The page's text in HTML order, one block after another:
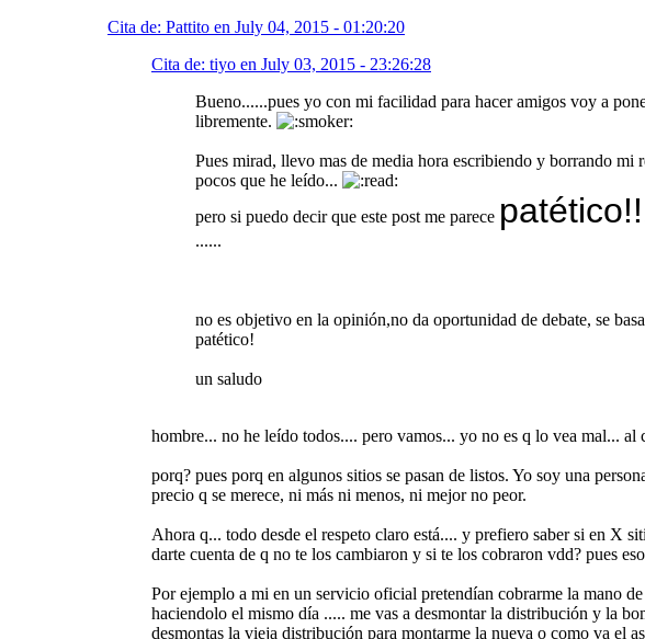
Cita de: Pattito en July 04, 2015 - 01:20:20
Cita de: tiyo en July 03, 2015 - 23:26:28
Bueno......pues yo con mi facilidad para hacer amigos voy a
libremente.
Pues mirad, llevo mas de media hora escribiendo y borrando
pocos que he leído...
pero si puedo decir que este post me parece
......
no es objetivo en la opinión,no da oportunidad de debate, se
patético!
un saludo
hombre... no he leído todos.... pero vamos... yo no es q lo vea mal... al
porq? pues porq en algunos sitios se pasan de listos. Yo soy una
precio q se merece, ni más ni menos, ni mejor no peor.
Ahora q... todo desde el respeto claro está.... y prefiero saber si en X
darte cuenta de q no te los cambiaron y si te los cobraron vdd? pues
Por ejemplo a mi en un servicio oficial pretendían cobrarme la mano
haciendolo el mismo día ..... me vas a desmontar la distribución y la
desmontas la vieja distribución para montarme la nueva o como va el